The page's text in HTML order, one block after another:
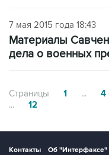
7 мая 2015 года 18:43
Материалы
дела о военных
Страницы 1 ... 4
... 12
Контакты Об "Интерфаксе"